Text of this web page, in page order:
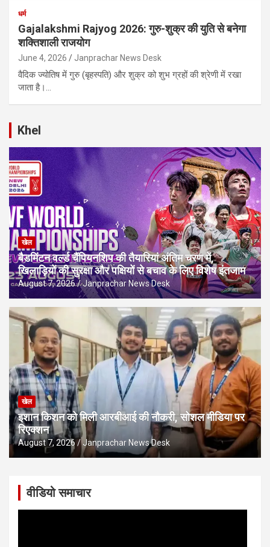
धर्म
Gajalakshmi Rajyog 2026: गुरु-शुक्र की युति से बनेगा
शक्तिशाली राजयोग
June 4, 2026 Janprachar News Desk
वैदिक ज्योतिष में गुरु (बृहस्पति) और शुक्र को शुभ ग्रहों की श्रेणी में रखा
जाता है।…
Khel
खेल
बैडमिंटन वर्ल्ड चैंपियनशिप की तैयारियां अंतिम चरण में,
खिलाड़ियों की सुरक्षा और पक्षियों से बचाव के लिए विशेष इंतजाम
August 7, 2026 Janprachar News Desk
खेल
इशान किशन को मिली आरबीआई की नौकरी, सोशल मीडिया पर
रिएक्शन
August 7, 2026 Janprachar News Desk
वीडियो समाचार